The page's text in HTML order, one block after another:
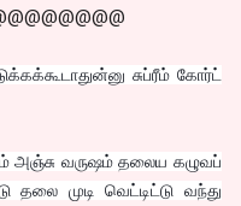
சுப்ரீம் கோர்ட்
அஞ்சு வருஷம் தலைய கழுவப்
தலை முடி வெட்டிட்டு வந்து